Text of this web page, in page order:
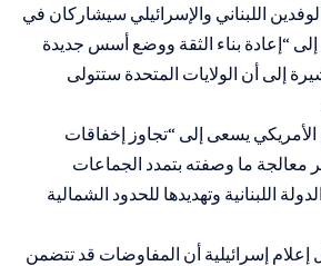
اللبناني والإسرائيلي سيشاركان في
“إعادة بناء الثقة ووضع أسس جديدة
إلى أن الولايات المتحدة ستتولى
يسعى إلى “تجاوز إخفاقات
معالجة ما وصفته بتمدد الجماعات
اللبنانية وتهديدها للحدود الشمالية
إعلام إسرائيلية أن المفاوضات قد تتضمن